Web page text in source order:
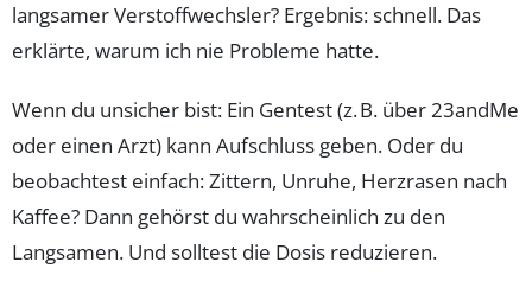
langsamer Verstoffwechsler? Ergebnis: schnell. Das
erklärte, warum ich nie Probleme hatte.
Wenn du unsicher bist: Ein Gentest (z. B. über 23andMe
oder einen Arzt) kann Aufschluss geben. Oder du
beobachtest einfach: Zittern, Unruhe, Herzrasen nach
Kaffee? Dann gehörst du wahrscheinlich zu den
Langsamen. Und solltest die Dosis reduzieren.